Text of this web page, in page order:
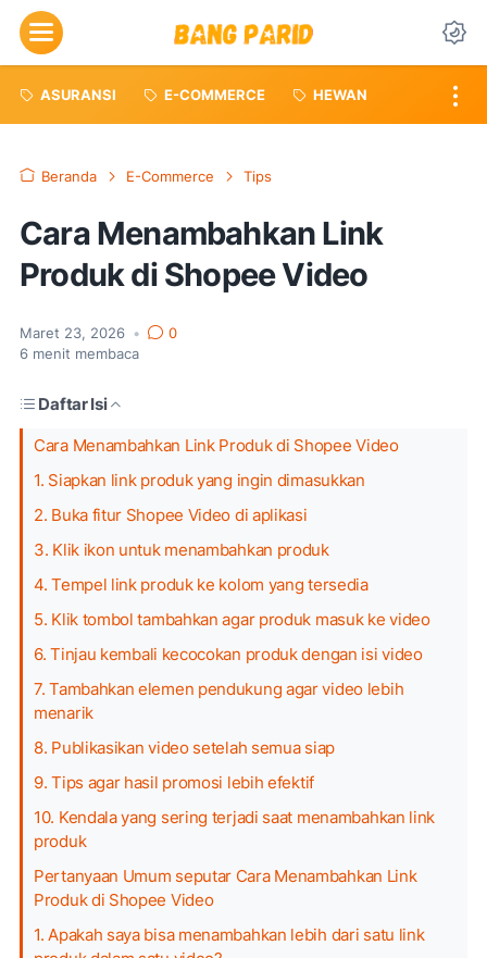
Menu
ASURANSI E-COMMERCE HEWAN
Beranda E-Commerce Tips
Cara Menambahkan Link
Produk di Shopee Video
Maret 23, 2026 •
0
6 menit membaca
Daftar Isi
Cara Menambahkan Link Produk di Shopee Video
1. Siapkan link produk yang ingin dimasukkan
2. Buka fitur Shopee Video di aplikasi
3. Klik ikon untuk menambahkan produk
4. Tempel link produk ke kolom yang tersedia
5. Klik tombol tambahkan agar produk masuk ke video
6. Tinjau kembali kecocokan produk dengan isi video
7. Tambahkan elemen pendukung agar video lebih
menarik
8. Publikasikan video setelah semua siap
9. Tips agar hasil promosi lebih efektif
10. Kendala yang sering terjadi saat menambahkan link
produk
Pertanyaan Umum seputar Cara Menambahkan Link
Produk di Shopee Video
1. Apakah saya bisa menambahkan lebih dari satu link